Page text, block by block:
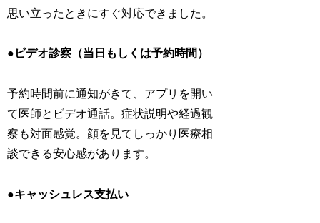
思い立ったときにすぐ対応できました。
●ビデオ診察（当日もしくは予約時間）
予約時間前に通知がきて、アプリを開い
て医師とビデオ通話。症状説明や経過観
察も対面感覚。顔を見てしっかり医療相
談できる安心感があります。
●キャッシュレス支払い